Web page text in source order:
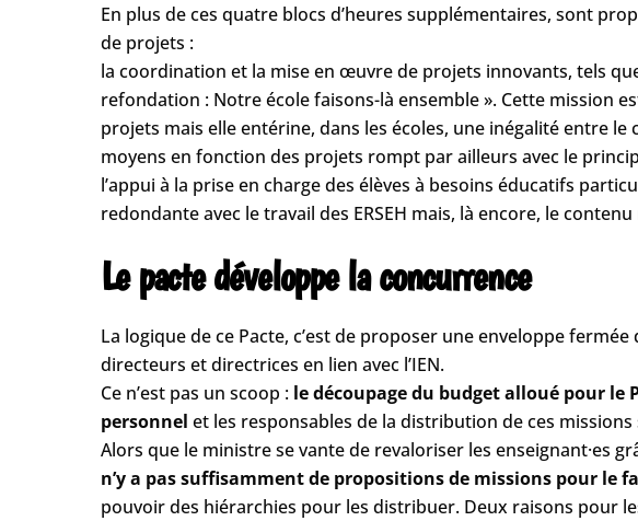
En plus de ces quatre blocs d’heures supplémentaires, sont
de projets :
la coordination et la mise en œuvre de projets innovants, tels
refondation : Notre école faisons-là ensemble ». Cette mission
projets mais elle entérine, dans les écoles, une inégalité entre
moyens en fonction des projets rompt par ailleurs avec le
l’appui à la prise en charge des élèves à besoins éducatifs
redondante avec le travail des ERSEH mais, là encore, le contenu
Le pacte développe la concurrence
La logique de ce Pacte, c’est de proposer une enveloppe
directeurs et directrices en lien avec l’IEN.
Ce n’est pas un scoop : le découpage du budget alloué pour le
personnel et les responsables de la distribution de ces
Alors que le ministre se vante de revaloriser les enseignant·es
n’y a pas suffisamment de propositions de missions pour le
pouvoir des hiérarchies pour les distribuer. Deux raisons pour